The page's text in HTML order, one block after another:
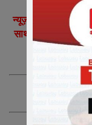
न्यूज़ इंडिया 365 के
साथ अपने को अपडेट
आप स्वयं